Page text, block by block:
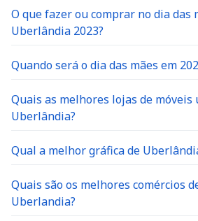
O que fazer ou comprar no dia das
Uberlândia 2023?
Quando será o dia das mães em
Quais as melhores lojas de móveis
Uberlândia?
Qual a melhor gráfica de
Quais são os melhores comércios
Uberlandia?